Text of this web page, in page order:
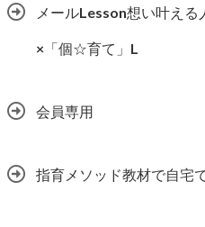
メールLesson想い叶える
×「個☆育て」L
会員専用
指育メソッド教材で自宅